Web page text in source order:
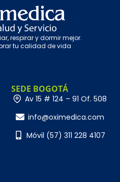
respirar y dormir mejor.
tu calidad de vida
SEDE BOGOTÁ
Av 15 # 124 – 91 Of. 508
info@oximedica.com
Móvil (57) 311 228 4107